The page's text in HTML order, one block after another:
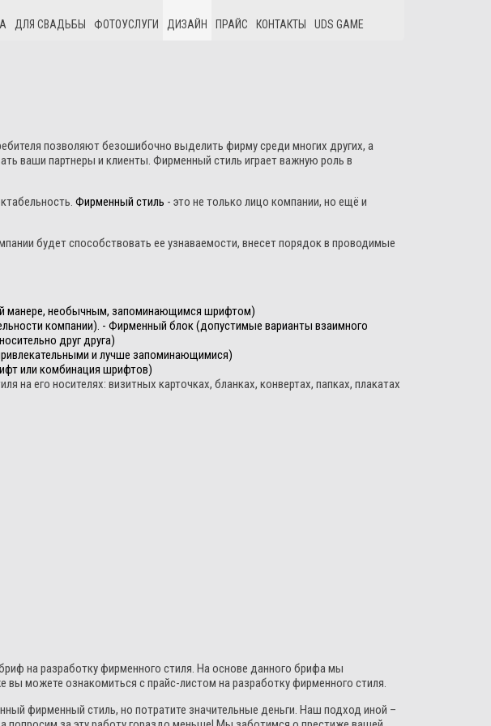
ДЛЯ СВАДЬБЫ ФОТОУСЛУГИ ДИЗАЙН ПРАЙС КОНТАКТЫ UDS GAME
позволяют безошибочно выделить фирму среди многих других, а
ваши партнеры и клиенты. Фирменный стиль играет важную роль в
Фирменный стиль - это не только лицо компании, но ещё и
будет способствовать ее узнаваемости, внесет порядок в проводимые
манере, необычным, запоминающимся шрифтом)
компании). - Фирменный блок (допустимые варианты взаимного
друг друга)
и лучше запоминающимися)
или комбинация шрифтов)
его носителях: визитных карточках, бланках, конвертах, папках, плакатах
на разработку фирменного стиля. На основе данного брифа мы
можете ознакомиться с прайс-листом на разработку фирменного стиля.
фирменный стиль, но потратите значительные деньги. Наш подход иной –